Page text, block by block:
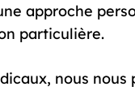
approche
particulière.
nous